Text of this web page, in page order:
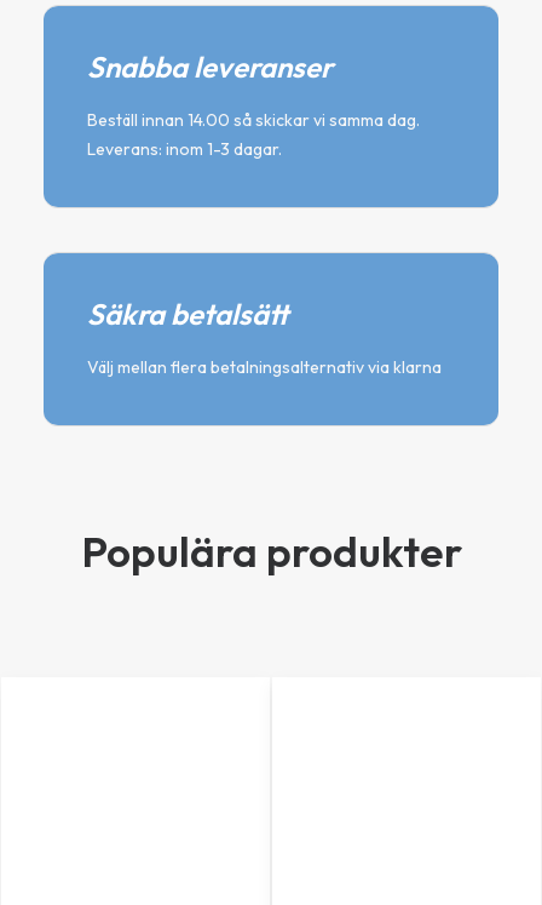
Snabba leveranser
Beställ innan 14.00 så skickar vi samma dag.
Leverans: inom 1-3 dagar.
Säkra betalsätt
Välj mellan flera betalningsalternativ via klarna
Populära produkter